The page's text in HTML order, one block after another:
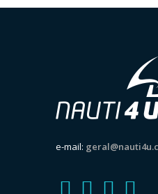
e-mail: